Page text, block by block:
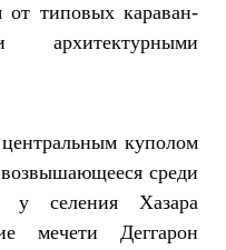
от типовых караван-
архитектурными
куполом
среди
у селения Хазара
мечети Деггарон